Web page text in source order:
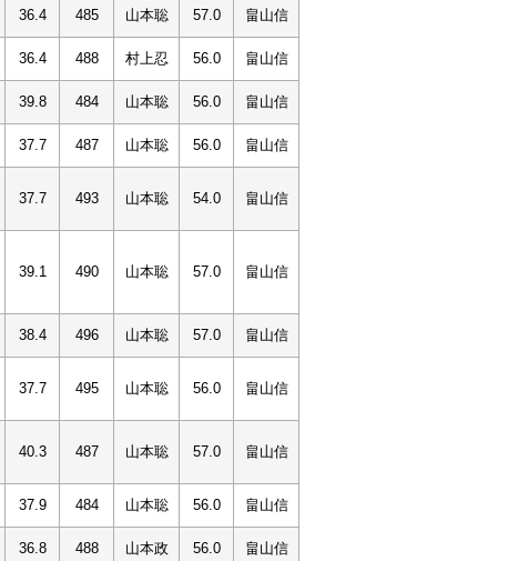
36.4 485 山本聡 57.0 畠山信
36.4 488 村上忍 56.0 畠山信
39.8 484 山本聡 56.0 畠山信
37.7 487 山本聡 56.0 畠山信
37.7 493 山本聡 54.0 畠山信
39.1 490 山本聡 57.0 畠山信
38.4 496 山本聡 57.0 畠山信
37.7 495 山本聡 56.0 畠山信
40.3 487 山本聡 57.0 畠山信
37.9 484 山本聡 56.0 畠山信
36.8 488 山本政 56.0 畠山信